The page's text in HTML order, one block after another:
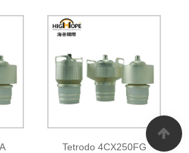
Tetrodo 4CX250FG